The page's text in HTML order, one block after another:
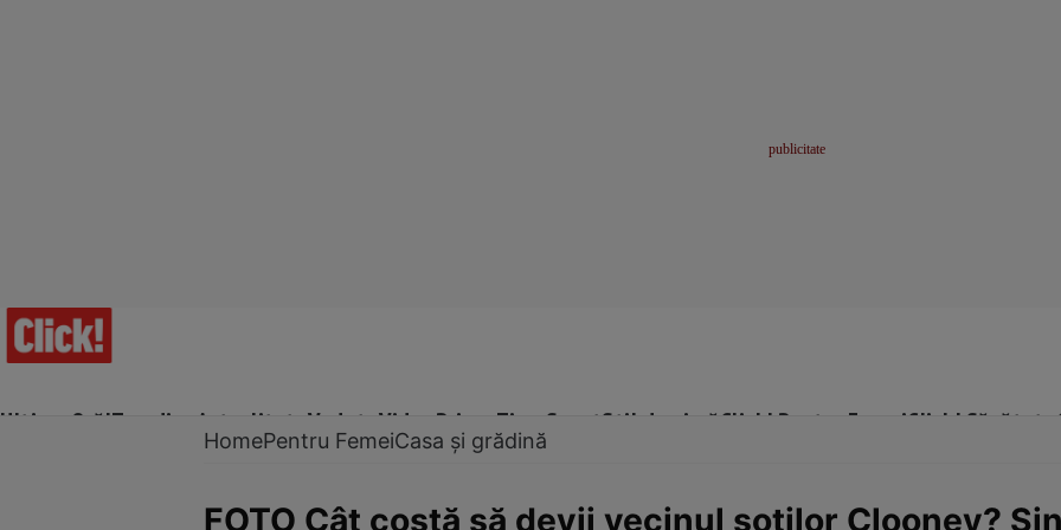
Ultima Oră!Trending Actualitate Vedete Video Prime Time SportStil de viațăClick! Pentru FemeiClick! Sănătate
HomePentru FemeiCasa și grădină
FOTO Cât costă să devii vecinul soţilor Clooney?